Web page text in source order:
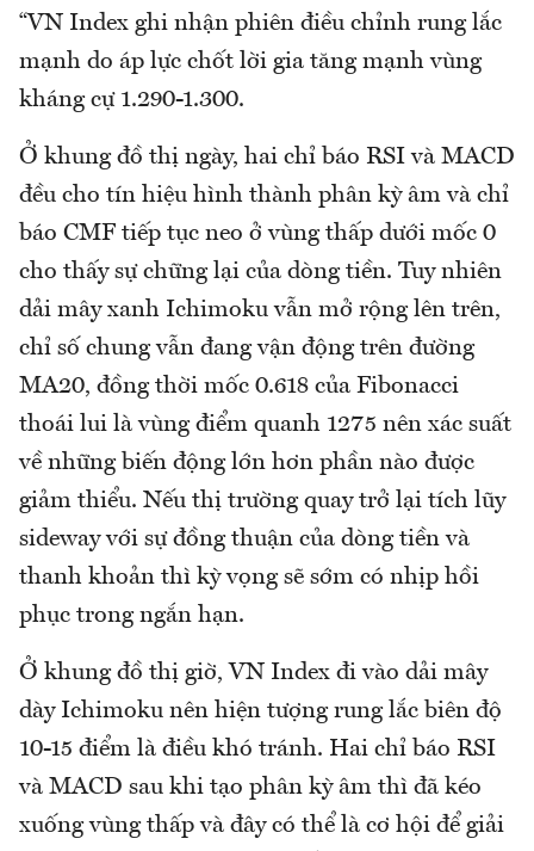
“VN Index ghi nhận phiên điều chỉnh rung lắc
mạnh do áp lực chốt lời gia tăng mạnh vùng
kháng cự 1.290-1.300.
Ở khung đồ thị ngày, hai chỉ báo RSI và MACD
đều cho tín hiệu hình thành phân kỳ âm và chỉ
báo CMF tiếp tục neo ở vùng thấp dưới mốc 0
cho thấy sự chững lại của dòng tiền. Tuy nhiên
dải mây xanh Ichimoku vẫn mở rộng lên trên,
chỉ số chung vẫn đang vận động trên đường
MA20, đồng thời mốc 0.618 của Fibonacci
thoái lui là vùng điểm quanh 1275 nên xác suất
về những biến động lớn hơn phần nào được
giảm thiểu. Nếu thị trường quay trở lại tích lũy
sideway với sự đồng thuận của dòng tiền và
thanh khoản thì kỳ vọng sẽ sớm có nhịp hồi
phục trong ngắn hạn.
Ở khung đồ thị giờ, VN Index đi vào dải mây
dày Ichimoku nên hiện tượng rung lắc biên độ
10-15 điểm là điều khó tránh. Hai chỉ báo RSI
và MACD sau khi tạo phân kỳ âm thì đã kéo
xuống vùng thấp và đây có thể là cơ hội để giải